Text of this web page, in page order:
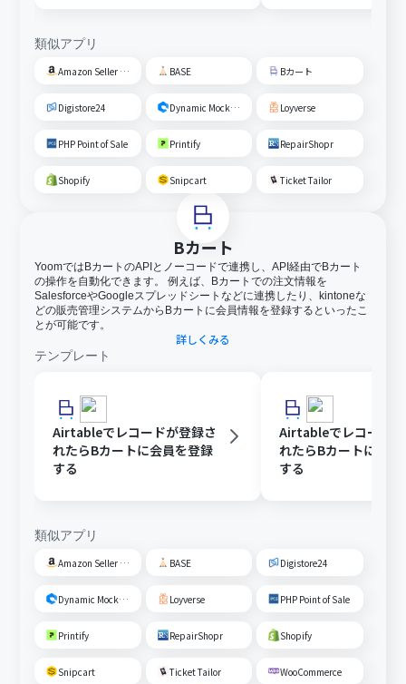
類似アプリ
Amazon Seller Central BASE Bカート
Digistore24 Dynamic Mockups Loyverse
PHP Point of Sale Printify RepairShopr
Shopify Snipcart Ticket Tailor
Bカート
YoomではBカートのAPIとノーコードで連携し、API経由でBカート
の操作を自動化できます。 例えば、Bカートでの注文情報を
SalesforceやGoogleスプレッドシートなどに連携したり、kintoneな
どの販売管理システムからBカートに会員情報を登録するといったこ
とが可能です。
詳しくみる
テンプレート
Airtableでレコードが登録さ
れたらBカートに会員を登録
する
Airtableでレコード
れたらBカートに商品
する
類似アプリ
Amazon Seller Central BASE Digistore24
Dynamic Mockups Loyverse PHP Point of Sale
Printify RepairShopr Shopify
Snipcart Ticket Tailor WooCommerce